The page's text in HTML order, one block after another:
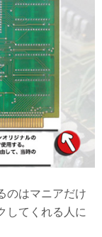
のはマニアだけ
してくれる人に